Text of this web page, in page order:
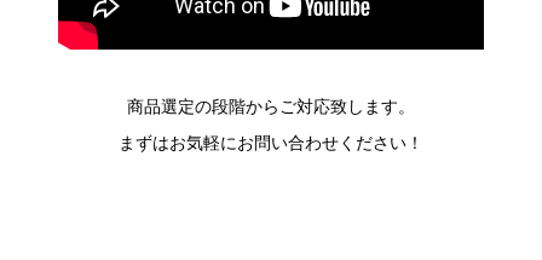
商品選定の段階からご対応致します。
まずはお気軽にお問い合わせください！